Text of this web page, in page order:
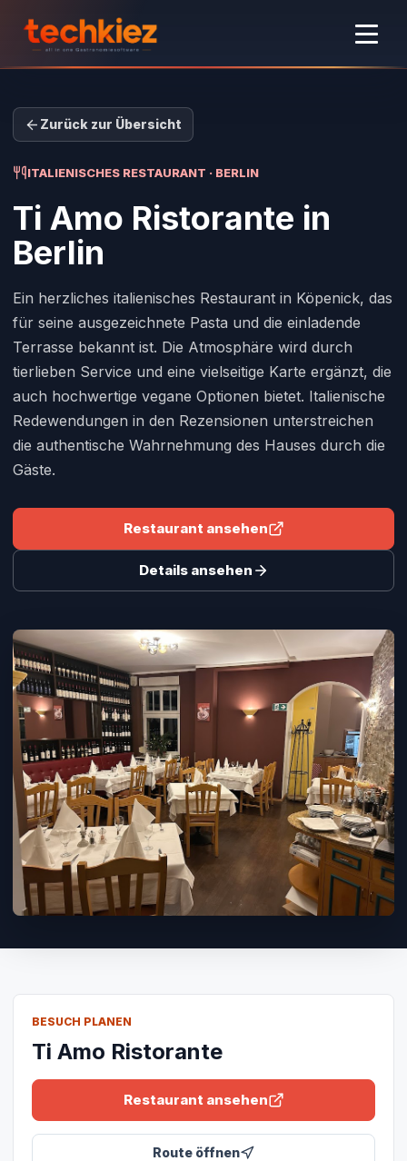
Zurück zur Übersicht
ITALIENISCHES RESTAURANT · BERLIN
Ti Amo Ristorante in
Berlin
Ein herzliches italienisches Restaurant in Köpenick, das
für seine ausgezeichnete Pasta und die einladende
Terrasse bekannt ist. Die Atmosphäre wird durch
tierlieben Service und eine vielseitige Karte ergänzt, die
auch hochwertige vegane Optionen bietet. Italienische
Redewendungen in den Rezensionen unterstreichen
die authentische Wahrnehmung des Hauses durch die
Gäste.
Restaurant ansehen
Details ansehen
BESUCH PLANEN
Ti Amo Ristorante
Restaurant ansehen
Route öffnen